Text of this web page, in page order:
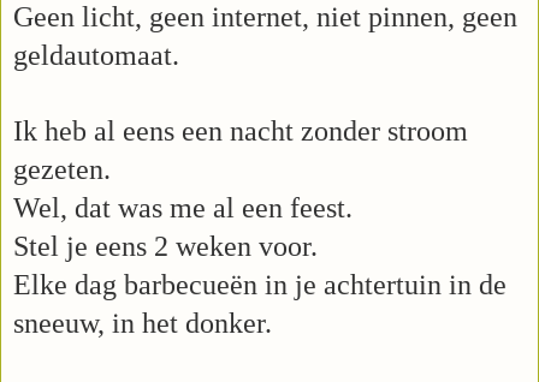
Geen licht, geen internet, niet pinnen, geen
geldautomaat.
Ik heb al eens een nacht zonder stroom
gezeten.
Wel, dat was me al een feest.
Stel je eens 2 weken voor.
Elke dag barbecueën in je achtertuin in de
sneeuw, in het donker.